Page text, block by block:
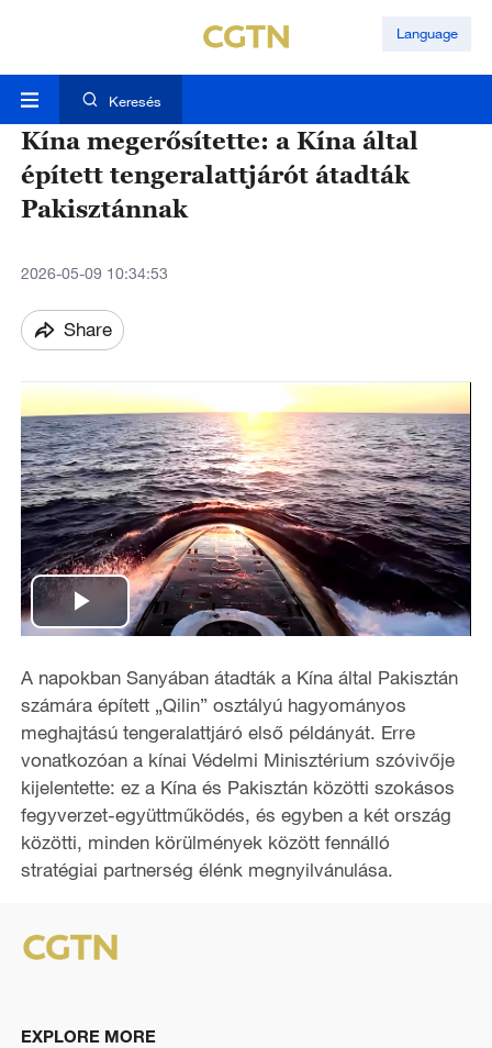
Language
Keresés
Kína megerősítette: a Kína által
épített tengeralattjárót átadták
Pakisztánnak
2026-05-09 10:34:53
Share
P
l
a
y
V
i
e
o
A napokban Sanyában átadták a Kína által Pakisztán
számára épített „Qilin” osztályú hagyományos
meghajtású tengeralattjáró első példányát. Erre
vonatkozóan a kínai Védelmi Minisztérium szóvivője
kijelentette: ez a Kína és Pakisztán közötti szokásos
fegyverzet-együttműködés, és egyben a két ország
közötti, minden körülmények között fennálló
stratégiai partnerség élénk megnyilvánulása.
EXPLORE MORE